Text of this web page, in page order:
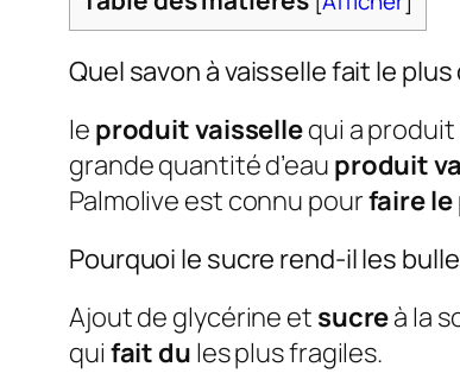
Quel savon à vaisselle fait le
le produit vaissellequi a produit
grande quantité d’eau produit
Palmolive est connu pourfaire le
Pourquoi le sucre rend-il les
Ajout de glycérine et sucreà la
qui fait du les plus fragiles.